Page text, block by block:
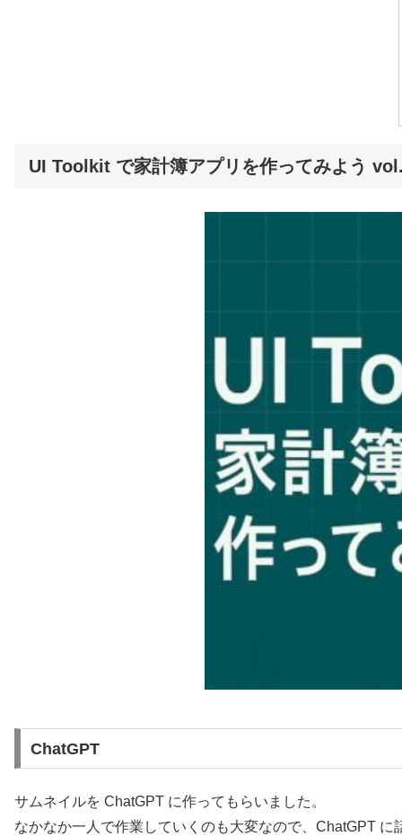
UI Toolkit で家計簿アプリを作ってみよう
ChatGPT
サムネイルを ChatGPT に作ってもらいました。
なかなか一人で作業していくのも大変なので、ChatGPT